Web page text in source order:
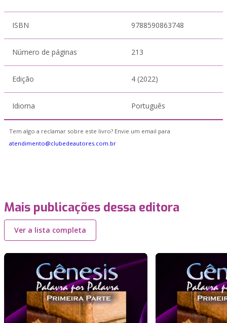
ISBN 9788590863748
Número de páginas 213
Edição 4 (2022)
Idioma Português
Tem algo a reclamar sobre este livro? Envie um email para
atendimento@clubedeautores.com.br
Mais publicações dessa editora
Ver a lista completa